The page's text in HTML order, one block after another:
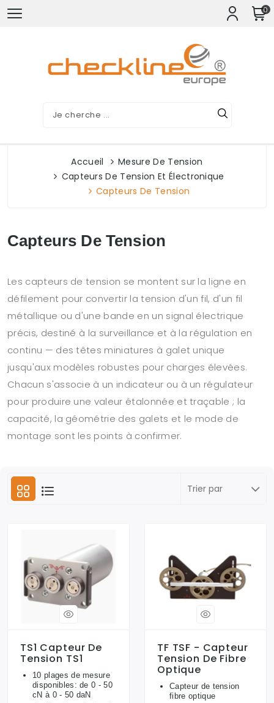
0
Accueil
Mesure De Tension
Capteurs De Tension Et Électronique
Capteurs De Tension
Capteurs De Tension
Les capteurs de tension se montent sur la ligne en
défilement pour convertir la tension d'un fil, d'un fil
métallique ou d'une bande en un signal électrique
précis, destiné à la surveillance et à la régulation en
continu — des têtes miniatures à galet unique
jusqu'aux modèles robustes pour charges élevées.
Chacun s'associe à un indicateur ou à un régulateur
pour produire une valeur étalonnée et traçable ; la
capacité, la géométrie des galets et le mode de
montage sont les points à confirmer.
TS1 Capteur De
Tension TS1
10 plages de mesure
disponibles: de 0 - 50
cN à 0 - 50 daN
TF TSF - Capteur
Tension De Fibre
Optique
Capteur de tension
fibre optique